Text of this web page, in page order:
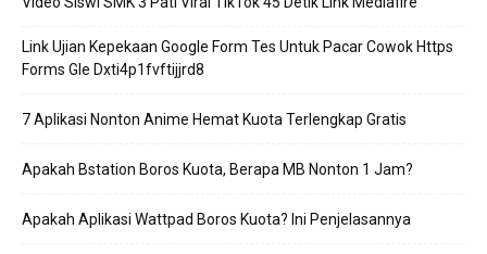
Link Ujian Kepekaan Google Form Tes Untuk Pacar Cowok Https
Forms Gle Dxti4p1fvftijjrd8
7 Aplikasi Nonton Anime Hemat Kuota Terlengkap Gratis
Apakah Bstation Boros Kuota, Berapa MB Nonton 1 Jam?
Apakah Aplikasi Wattpad Boros Kuota? Ini Penjelasannya